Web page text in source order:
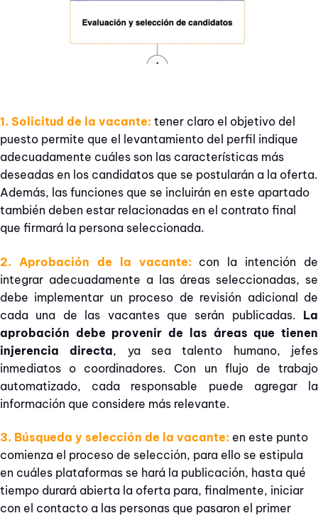
1. Solicitud de la vacante: tener claro el objetivo del
puesto permite que el levantamiento del perfil indique
adecuadamente cuáles son las características más
deseadas en los candidatos que se postularán a la oferta.
Además, las funciones que se incluirán en este apartado
también deben estar relacionadas en el contrato final
que firmará la persona seleccionada.
2. Aprobación de la vacante: con la intención de
integrar adecuadamente a las áreas seleccionadas, se
debe implementar un proceso de revisión adicional de
cada una de las vacantes que serán publicadas. La
aprobación debe provenir de las áreas que tienen
injerencia directa, ya sea talento humano, jefes
inmediatos o coordinadores. Con un flujo de trabajo
automatizado, cada responsable puede agregar la
información que considere más relevante.
3. Búsqueda y selección de la vacante: en este punto
comienza el proceso de selección, para ello se estipula
en cuáles plataformas se hará la publicación, hasta qué
tiempo durará abierta la oferta para, finalmente, iniciar
con el contacto a las personas que pasaron el primer